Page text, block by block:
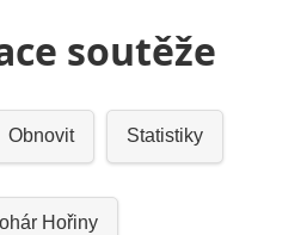
soutěže
Obnovit Statistiky
Hořiny